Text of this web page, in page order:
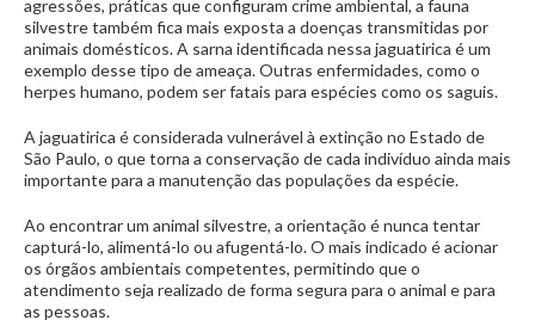
agressões, práticas que configuram crime ambiental, a fauna
silvestre também fica mais exposta a doenças transmitidas por
animais domésticos. A sarna identificada nessa jaguatirica é um
exemplo desse tipo de ameaça. Outras enfermidades, como o
herpes humano, podem ser fatais para espécies como os saguis.
A jaguatirica é considerada vulnerável à extinção no Estado de
São Paulo, o que torna a conservação de cada indivíduo ainda mais
importante para a manutenção das populações da espécie.
Ao encontrar um animal silvestre, a orientação é nunca tentar
capturá-lo, alimentá-lo ou afugentá-lo. O mais indicado é acionar
os órgãos ambientais competentes, permitindo que o
atendimento seja realizado de forma segura para o animal e para
as pessoas.